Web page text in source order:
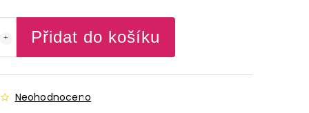
Přidat do košíku
Neohodnoceno